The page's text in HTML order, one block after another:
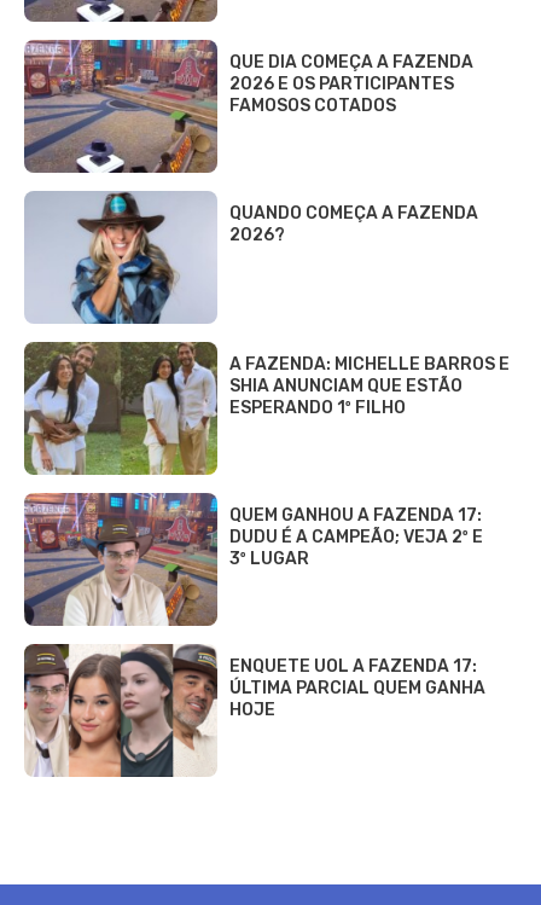
QUE DIA COMEÇA A FAZENDA
2026 E OS PARTICIPANTES
FAMOSOS COTADOS
QUANDO COMEÇA A FAZENDA
2026?
A FAZENDA: MICHELLE BARROS E
SHIA ANUNCIAM QUE ESTÃO
ESPERANDO 1º FILHO
QUEM GANHOU A FAZENDA 17:
DUDU É A CAMPEÃO; VEJA 2º E
3º LUGAR
ENQUETE UOL A FAZENDA 17:
ÚLTIMA PARCIAL QUEM GANHA
HOJE